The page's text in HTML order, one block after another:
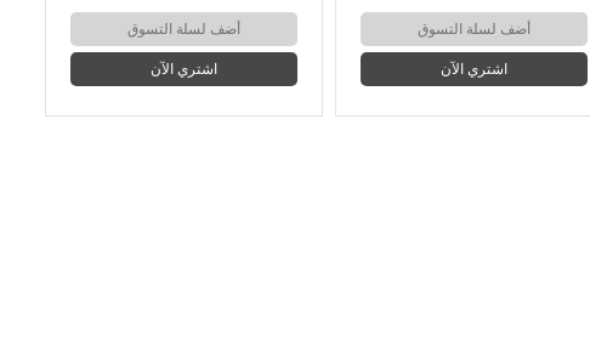
أضف لسلة التسوق
اشتري الآن
أضف لسلة التسوق
اشتري الآن